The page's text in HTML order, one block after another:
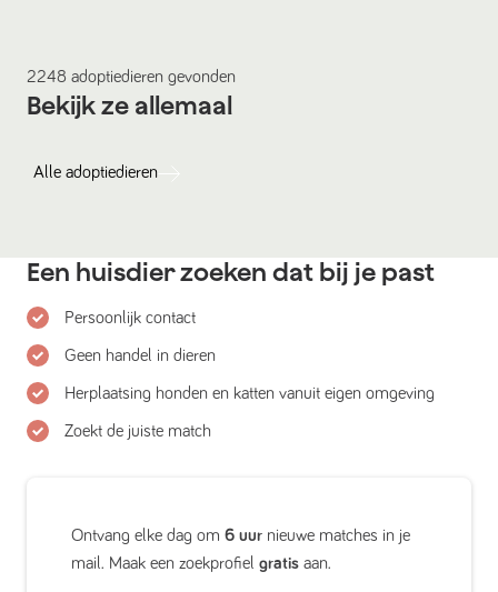
2248 adoptiedieren gevonden
Bekijk ze allemaal
Alle adoptiedieren
Een huisdier zoeken dat bij je past
Persoonlijk contact
Geen handel in dieren
Herplaatsing honden en katten vanuit eigen omgeving
Zoekt de juiste match
Ontvang elke dag om 6 uur nieuwe matches in je
mail. Maak een zoekprofiel gratis aan.